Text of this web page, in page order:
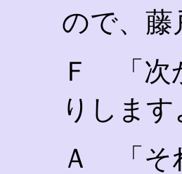
ので、藤
Ｆ 「次
りします
Ａ 「そ